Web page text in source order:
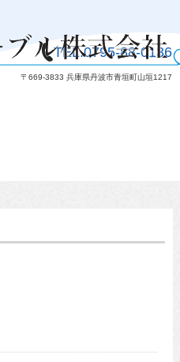
TEL.0795-88-0136
〒669-3833 兵庫県丹波市青垣町山垣1217